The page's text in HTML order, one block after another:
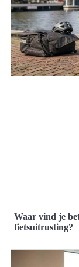
Waar vind je
fietsuitrusting?